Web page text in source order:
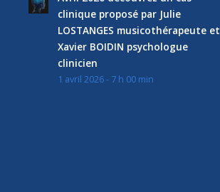
clinique proposé par Julie
LOSTANGES musicothérapeute et
Xavier BOIDIN psychologue
clinicien
1 avril 2026 - 7 h 00 min